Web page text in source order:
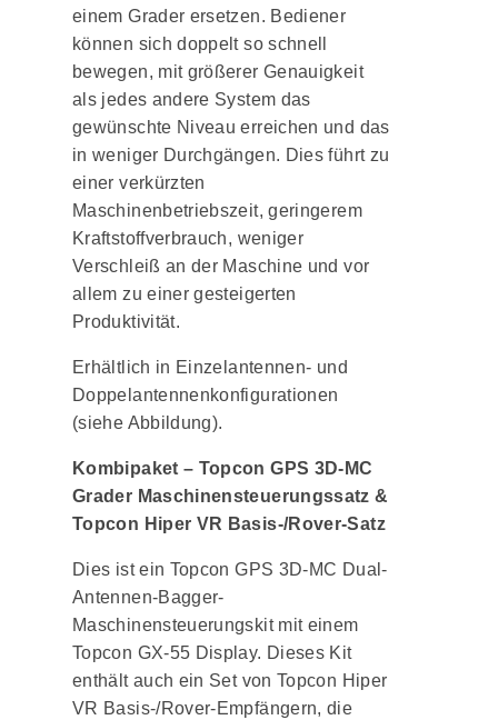
einem Grader ersetzen. Bediener
können sich doppelt so schnell
bewegen, mit größerer Genauigkeit
als jedes andere System das
gewünschte Niveau erreichen und das
in weniger Durchgängen. Dies führt zu
einer verkürzten
Maschinenbetriebszeit, geringerem
Kraftstoffverbrauch, weniger
Verschleiß an der Maschine und vor
allem zu einer gesteigerten
Produktivität.
Erhältlich in Einzelantennen- und
Doppelantennenkonfigurationen
(siehe Abbildung).
Kombipaket – Topcon GPS 3D-MC
Grader Maschinensteuerungssatz &
Topcon Hiper VR Basis-/Rover-Satz
Dies ist ein Topcon GPS 3D-MC Dual-
Antennen-Bagger-
Maschinensteuerungskit mit einem
Topcon GX-55 Display. Dieses Kit
enthält auch ein Set von Topcon Hiper
VR Basis-/Rover-Empfängern, die